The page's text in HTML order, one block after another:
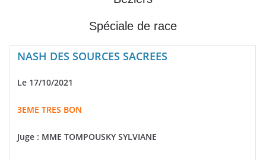
Spéciale de race
NASH DES SOURCES SACREES
Le 17/10/2021
3EME TRES BON
Juge : MME TOMPOUSKY SYLVIANE